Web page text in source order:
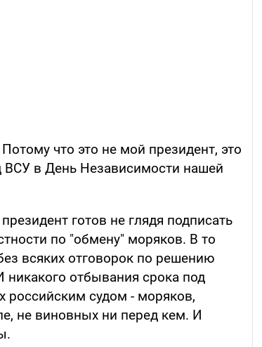
что это не мой президент, это
в День Независимости нашей
готов не глядя подписать
по "обмену" моряков. В то
всяких отговорок по решению
отбывания срока под
судом - моряков,
не виновных ни перед кем. И